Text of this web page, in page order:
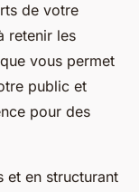
de votre
retenir les
vous permet
public et
pour des
et en structurant